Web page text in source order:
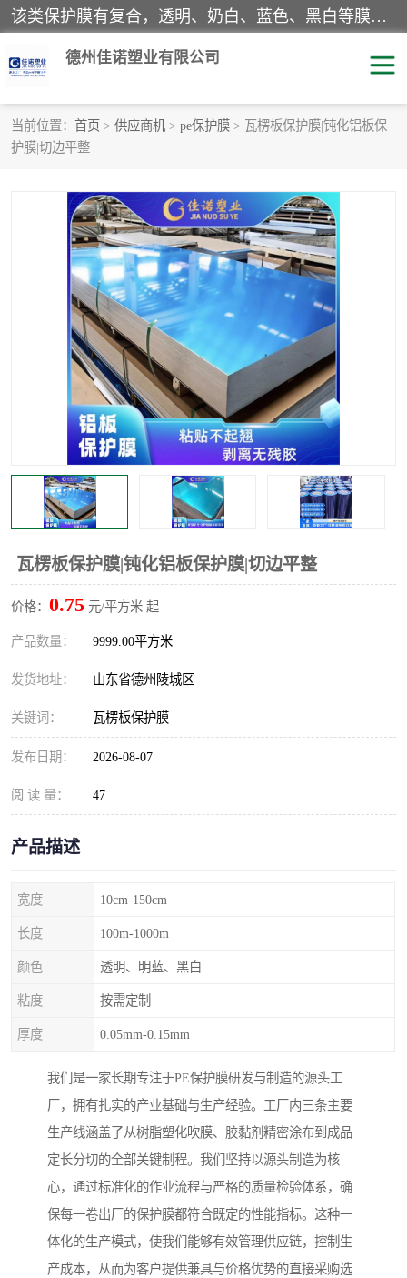
该类保护膜有复合，透明、奶白、蓝色、黑白等膜型。特高粘，高粘，中高粘，中粘，中低粘，低粘等。对于不同的粘力要求有相应的产品相适配。无胶渍残留污染。在较宽的收卷幅度下平整无皱纹，收卷长度大，利于机械化及自动化施工粘贴。为您的产品提供的表面保护解决方案。 产品广泛适用于：铝材、不锈钢、金属、塑料、电子、家电、家具、玻璃、化工材料、装饰材料等。
德州佳诺塑业有限公司
当前位置： 首页 > 供应商机 > pe保护膜 > 瓦楞板保护膜|钝化铝板保
护膜|切边平整
瓦楞板保护膜|钝化铝板保护膜|切边平整
价格： 0.75 元/平方米 起
产品数量： 9999.00平方米
发货地址： 山东省德州陵城区
关键词： 瓦楞板保护膜
发布日期： 2026-08-07
阅 读 量： 47
产品描述
宽度 10cm-150cm
长度 100m-1000m
颜色 透明、明蓝、黑白
粘度 按需定制
厚度 0.05mm-0.15mm
我们是一家长期专注于PE保护膜研发与制造的源头工
厂，拥有扎实的产业基础与生产经验。工厂内三条主要
生产线涵盖了从树脂塑化吹膜、胶黏剂精密涂布到成品
定长分切的全部关键制程。我们坚持以源头制造为核
心，通过标准化的作业流程与严格的质量检验体系，确
保每一卷出厂的保护膜都符合既定的性能指标。这种一
体化的生产模式，使我们能够有效管理供应链，控制生
产成本，从而为客户提供兼具与价格优势的直接采购选
pe保护膜
地毯保护膜 家具保护膜
拉伸缠绕膜 透明保护膜
黑白保护膜 乳白保护膜
明蓝保护膜 纯黑保护膜
印字保护膜 彩钢板保护膜
不绣钢板保护膜 两边上胶保护膜
窗缝阻风胶带 铝板保护膜
不锈钢板保护膜 一次性隔离膜